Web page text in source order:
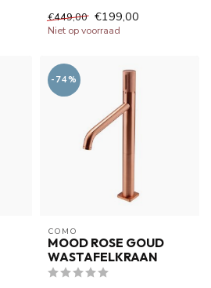
60% waterbesparende car...
€449,00 €199,00
Niet op voorraad
-74%
COMO
MOOD ROSE GOUD
WASTAFELKRAAN